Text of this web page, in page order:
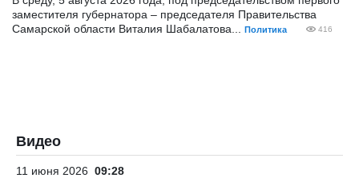
заместителя губернатора – председателя Правительства
Самарской области Виталия Шабалатова...
Политика 416
Видео
11 июня 2026 09:28